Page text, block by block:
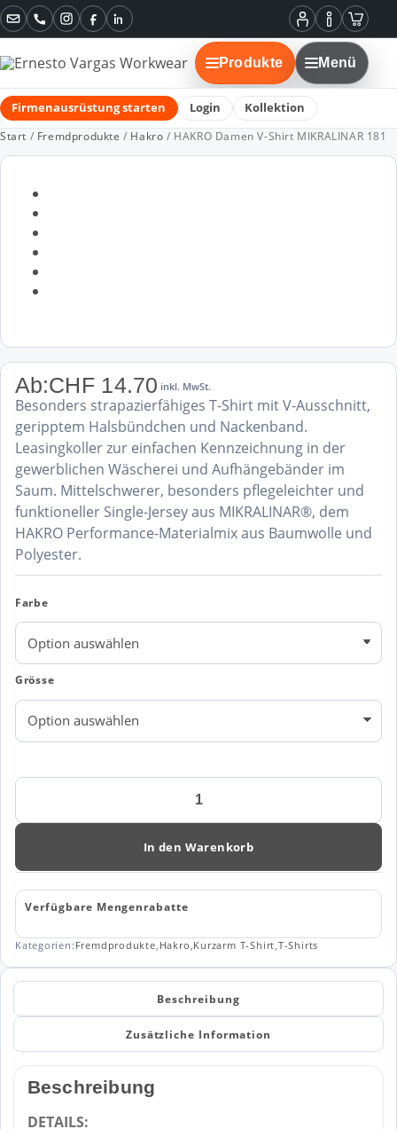
Mein
Konto
Informationen
Instagram
FacebookLinkedIn
Produkte Menü
Firmenausrüstung starten Login Kollektion
Start / Fremdprodukte / Hakro / HAKRO Damen V-Shirt MIKRALINAR 181
Ab:CHF14.70 inkl. MwSt.
Besonders strapazierfähiges T-Shirt mit V-Ausschnitt,
geripptem Halsbündchen und Nackenband.
Leasingkoller zur einfachen Kennzeichnung in der
gewerblichen Wäscherei und Aufhängebänder im
Saum. Mittelschwerer, besonders pflegeleichter und
funktioneller Single-Jersey aus MIKRALINAR®, dem
HAKRO Performance-Materialmix aus Baumwolle und
Polyester.
Farbe
Grösse
HAKRO
V-
MIKRALINAR
Menge
In den Warenkorb
Verfügbare Mengenrabatte
Kategorien: Fremdprodukte, Hakro,Kurzarm T-Shirt,T-Shirts
Beschreibung
Zusätzliche Information
Beschreibung
DETAILS: